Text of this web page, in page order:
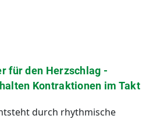
für den Herzschlag -
Kontraktionen im Takt
durch rhythmische